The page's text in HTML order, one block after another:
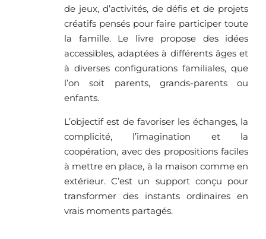
de jeux, d’activités, de défis et de projets
créatifs pensés pour faire participer toute
la famille. Le livre propose des idées
accessibles, adaptées à différents âges et
à diverses configurations familiales, que
l’on soit parents, grands-parents ou
enfants.
L’objectif est de favoriser les échanges, la
complicité, l’imagination et la
coopération, avec des propositions faciles
à mettre en place, à la maison comme en
extérieur. C’est un support conçu pour
transformer des instants ordinaires en
vrais moments partagés.